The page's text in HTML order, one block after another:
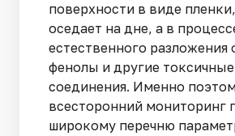
поверхности в виде
оседает на дне, а в
естественного разложения
фенолы и другие токсичные
соединения. Именно
всесторонний мониторинг
широкому перечню